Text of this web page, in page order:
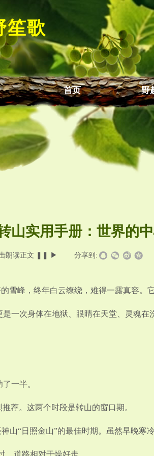
首页 野
笙歌
山实用手册：世界的
朗读正文 ▶ 分享到:
峰，终年白云缭绕，难得一露真容。
一次身体在地狱、眼睛在天堂、灵魂
一半。
。这两个时段是转山的窗口期。
“日照金山”的最佳时期。虽然早晚寒
道路相对干燥好走。